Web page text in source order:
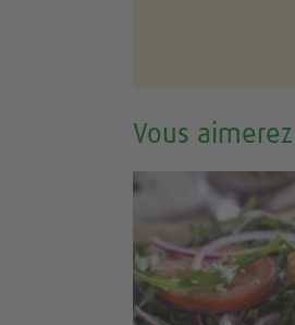
Vous